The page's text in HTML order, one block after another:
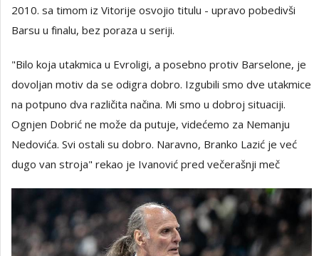
2010. sa timom iz Vitorije osvojio titulu - upravo pobedivši
Barsu u finalu, bez poraza u seriji.
"Bilo koja utakmica u Evroligi, a posebno protiv Barselone, je
dovoljan motiv da se odigra dobro. Izgubili smo dve utakmice
na potpuno dva različita načina. Mi smo u dobroj situaciji.
Ognjen Dobrić ne može da putuje, videćemo za Nemanju
Nedovića. Svi ostali su dobro. Naravno, Branko Lazić je već
dugo van stroja" rekao je Ivanović pred večerašnji meč